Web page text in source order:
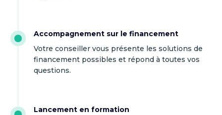
Accompagnement sur le financement
Votre conseiller vous présente les solutions de
financement possibles et répond à toutes vos
questions.
Lancement en formation